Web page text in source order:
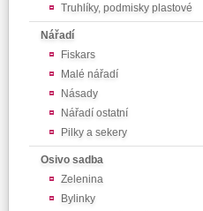
Truhlíky, podmisky plastové
Nářadí
Fiskars
Malé nářadí
Násady
Nářadí ostatní
Pilky a sekery
Osivo sadba
Zelenina
Bylinky